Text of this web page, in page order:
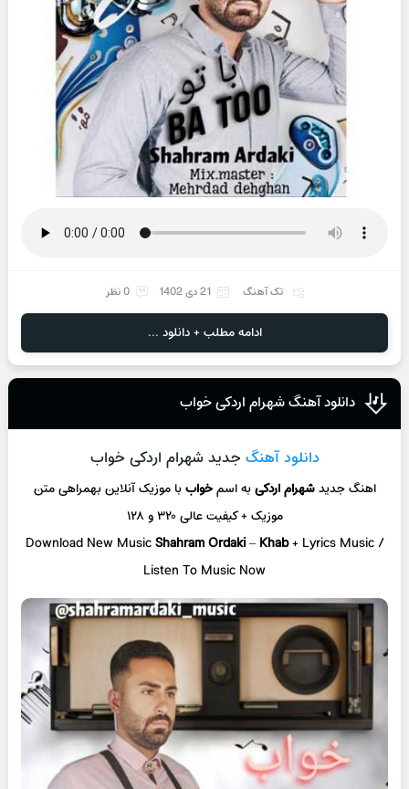
تک آهنگ 21 دی 1402 0 نظر
ادامه مطلب + دانلود ...
دانلود آهنگ شهرام اردکی خواب
دانلود آهنگ جدید شهرام اردکی خواب
اهنگ جدیدشهرام اردکیبه اسمخواببا موزیک آنلاینبهمراهی متن
موزیک + کیفیت عالی ۳۲۰ و ۱۲۸
Download New MusicShahram Ordaki–Khab+ Lyrics Music /
Listen To Music Now